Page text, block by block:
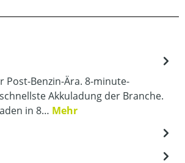
Post-Benzin-Ära. 8-minute-
Akkuladung der Branche.
in 8… Mehr